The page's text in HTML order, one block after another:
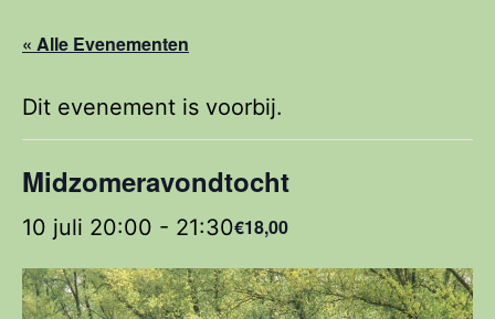
« Alle Evenementen
Dit evenement is voorbij.
Midzomeravondtocht
10 juli 20:00 - 21:30€18,00